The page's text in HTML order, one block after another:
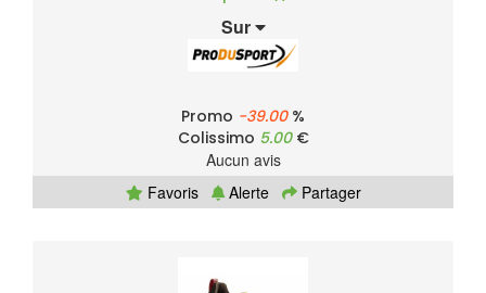
Sur
Promo -39.00%
Colissimo 5.00€
Aucun avis
Favoris
Alerte Partager